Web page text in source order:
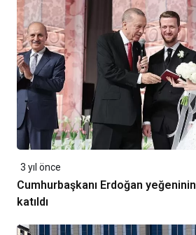
3 yıl önce
Cumhurbaşkanı Erdoğan
katıldı